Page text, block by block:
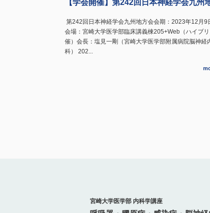
【学会開催】第242回日本神経学会九州
第242回日本神経学会九州地方会会期：2023年12月9
会場：宮崎大学医学部臨床講義棟205+Web（ハイブ
催）会長：塩見一剛（宮崎大学医学部附属病院脳神経
科） 202...
宮崎大学医学部 内科学講座